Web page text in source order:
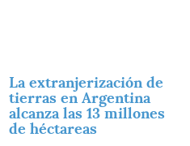
La extranjerización de
tierras en Argentina
alcanza las 13 millones
de héctareas